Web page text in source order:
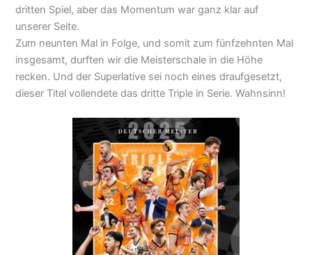
dritten Spiel, aber das Momentum war ganz klar auf
unserer Seite.
Zum neunten Mal in Folge, und somit zum fünfzehnten Mal
insgesamt, durften wir die Meisterschale in die Höhe
recken. Und der Superlative sei noch eines draufgesetzt,
dieser Titel vollendete das dritte Triple in Serie. Wahnsinn!